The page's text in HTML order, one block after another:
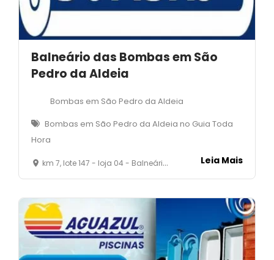
Balneário das Bombas em São
Pedro da Aldeia
Bombas em São Pedro da Aldeia
Bombas em São Pedro da Aldeia no Guia Toda
Hora
km 7, lote 147 - loja 04 - Balneário- São Pedro da Aldeia - RJ Leia Mais